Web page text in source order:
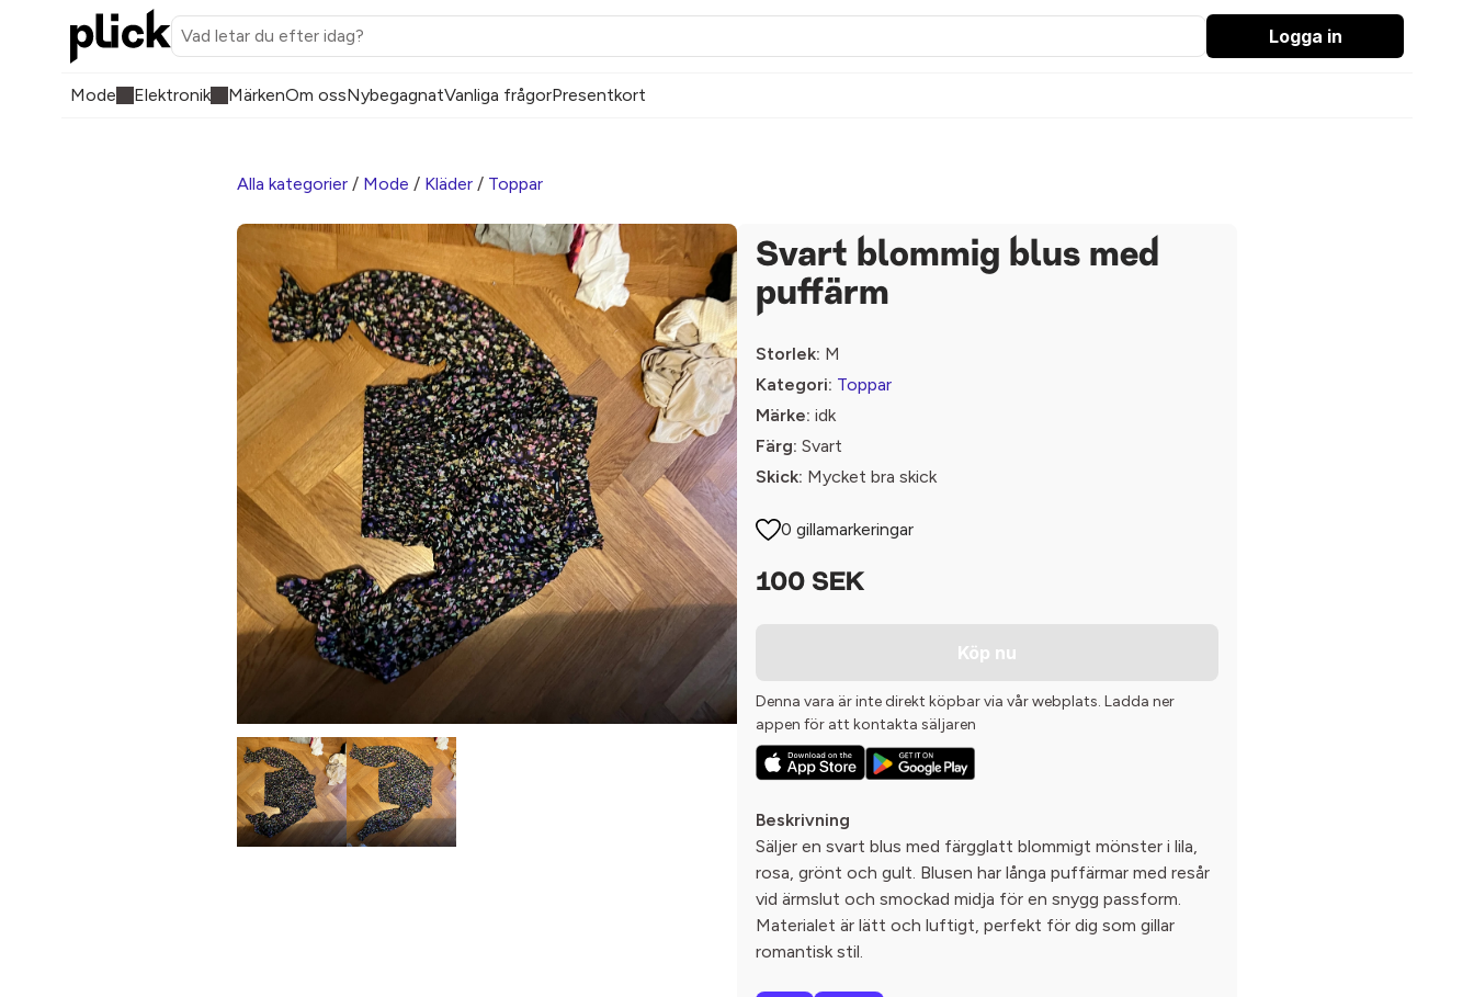
Logga in
Mode Elektronik MärkenOm ossNybegagnatVanliga frågorPresentkort
Alla kategorier / Mode / Kläder / Toppar
Svart blommig blus med
puffärm
Storlek: M
Kategori: Toppar
Märke: idk
Färg: Svart
Skick: Mycket bra skick
0 gillamarkeringar
100 SEK
Köp nu
Denna vara är inte direkt köpbar via vår webplats. Ladda ner
appen för att kontakta säljaren
Beskrivning
Säljer en svart blus med färgglatt blommigt mönster i lila,
rosa, grönt och gult. Blusen har långa puffärmar med resår
vid ärmslut och smockad midja för en snygg passform.
Materialet är lätt och luftigt, perfekt för dig som gillar
romantisk stil.